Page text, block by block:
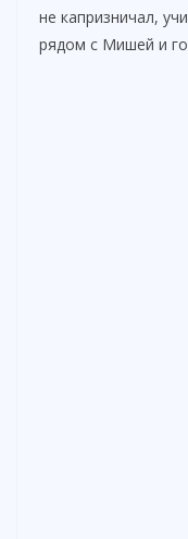
не капризничал,
рядом с Мишей и